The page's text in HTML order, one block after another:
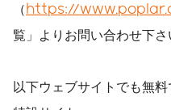
（ https://
覧」よりお問い合わせ下さ
以下ウェブサイトでも無料